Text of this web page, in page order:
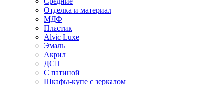
Отделка и материал
МДФ
Пластик
Alvic Luxe
Эмаль
Акрил
ДСП
С патиной
Шкафы-купе с зеркалом